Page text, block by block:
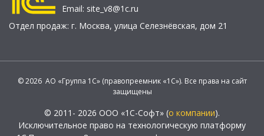
Email: site_v8@1c.ru
Отдел продаж: г. Москва, улица Селезнёвская, дом 21
© 2026 АО «Группа 1С» (правопреемник «1С»). Все права на сайт
защищены
© 2011- 2026 ООО «1С-Софт» (о компании).
Исключительное право на технологическую платформу